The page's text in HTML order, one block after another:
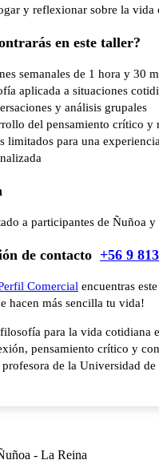
y reflexionar sobre la vida
en este taller?
semanales de 1 hora y 30
aplicada a situaciones
y análisis grupales
del pensamiento crítico y
limitados para una
a participantes de Ñuñoa y
de contacto +56 9
Comercial encuentras
hacen más sencilla tu vida!
- La Reina